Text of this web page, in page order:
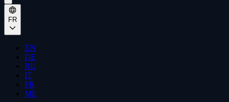
FR
EN
DE
RU
IT
FR
ME